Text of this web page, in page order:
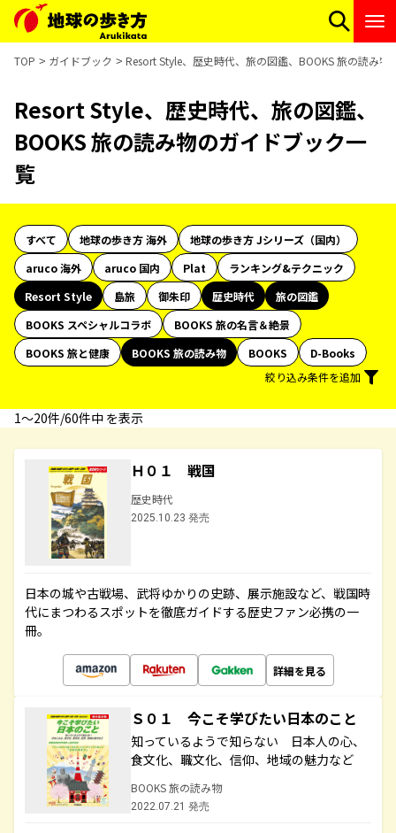
TOP ガイドブック Resort Style、歴史時代、旅の図鑑、BOOKS 旅の読み物
Resort Style、歴史時代、旅の図鑑、
BOOKS 旅の読み物のガイドブック一
覧
すべて 地球の歩き方 海外
地球の歩き方 Jシリーズ（国内）
aruco 海外
aruco 国内 Plat
ランキング&テクニック
Resort Style
島旅 御朱印 歴史時代
旅の図鑑
BOOKS スペシャルコラボ
BOOKS 旅の名言＆絶景
BOOKS 旅と健康
BOOKS 旅の読み物 BOOKS
D-Books
絞り込み条件を追加
1〜20件/60件中 を表示
Ｈ０１ 戦国
歴史時代
2025.10.23 発売
日本の城や古戦場、武将ゆかりの史跡、展示施設など、戦国時
代にまつわるスポットを徹底ガイドする歴史ファン必携の一
冊。
詳細を見る
Ｓ０１ 今こそ学びたい日本のこと
知っているようで知らない 日本人の心、
食文化、職文化、信仰、地域の魅力など
BOOKS 旅の読み物
2022.07.21 発売